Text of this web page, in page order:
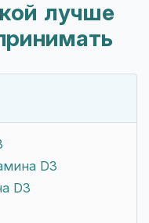
лучше
D3
D3